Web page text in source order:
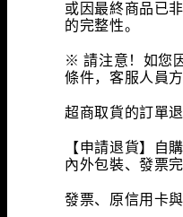
或因最終商品已
的完整性。
※ 請注意！如您
條件，客服人員
超商取貨的訂單
【申請退貨】自
內外包裝、發票
發票、原信用卡